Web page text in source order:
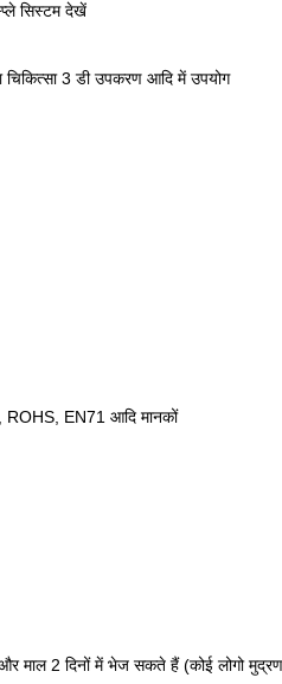
सिस्टम देखें
चिकित्सा 3 डी उपकरण आदि में उपयोग
ROHS, EN71 आदि मानकों
माल 2 दिनों में भेज सकते हैं (कोई लोगो